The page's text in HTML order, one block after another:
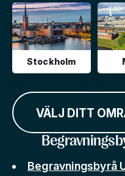
Stockholm
VÄLJ DITT
Begravningsbyrå